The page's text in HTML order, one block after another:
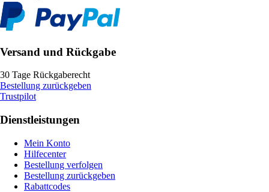
Versand und Rückgabe
30 Tage Rückgaberecht
Bestellung zurückgeben
Trustpilot
Dienstleistungen
Mein Konto
Hilfecenter
Bestellung verfolgen
Bestellung zurückgeben
Rabattcodes